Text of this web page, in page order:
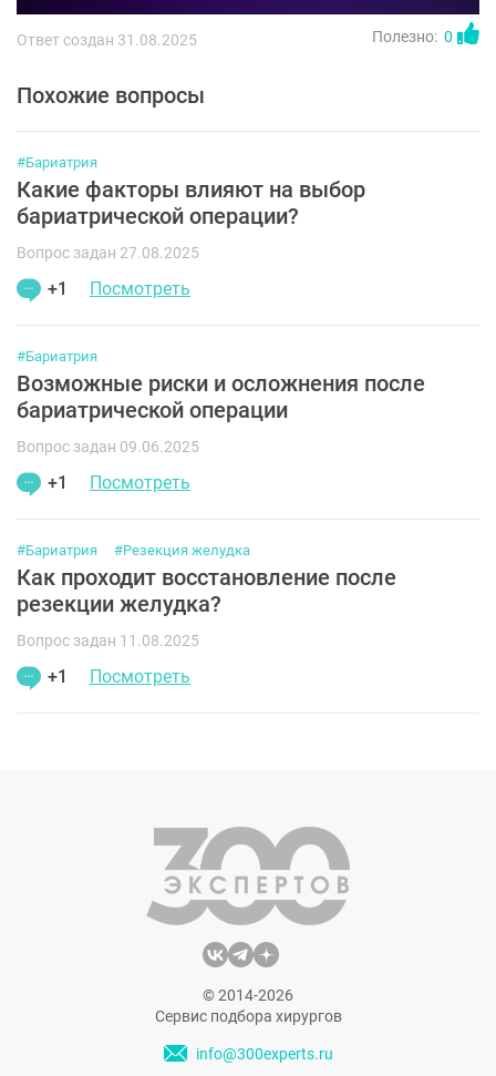
Ответ создан 31.08.2025 Полезно: 0
Похожие вопросы
#Бариатрия
Какие факторы влияют на выбор
бариатрической операции?
Вопрос задан 27.08.2025
+1 Посмотреть
#Бариатрия
Возможные риски и осложнения после
бариатрической операции
Вопрос задан 09.06.2025
+1 Посмотреть
#Бариатрия #Резекция желудка
Как проходит восстановление после
резекции желудка?
Вопрос задан 11.08.2025
+1 Посмотреть
© 2014-2026
Сервис подбора хирургов
info@300experts.ru